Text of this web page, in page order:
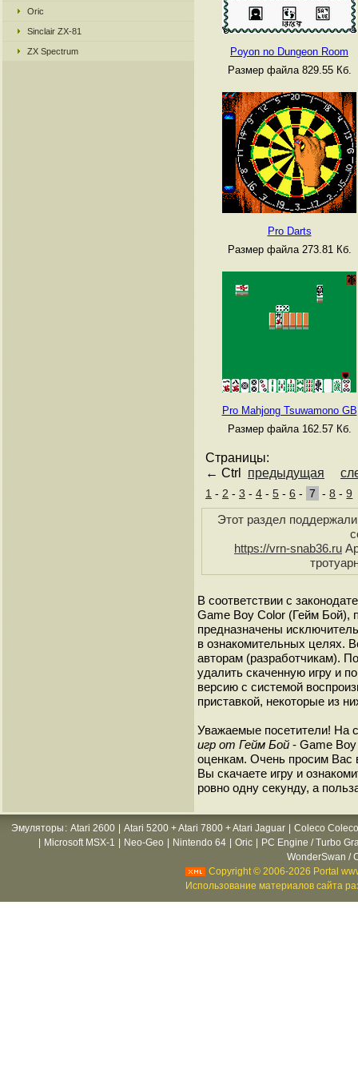
Oric
Sinclair ZX-81
ZX Spectrum
Poyon no Dungeon Room
Размер файла 829.55 Кб.
Pro Darts
Размер файла 273.81 Кб.
Pro Mahjong Tsuwamono GB
Размер файла 162.57 Кб.
Страницы:
← Ctrl предыдущая
1 - 2 - 3 - 4 - 5 - 6 - 7 -8 -9
Этот раздел
https://vrn-snab36.ru
В соответствии с
Game Boy Color (Гейм Бой),
предназначены
в ознакомительных целях.
авторам (разработчикам).
удалить скаченную игру и
версию с системой
приставкой, некоторые из
Уважаемые посетители! На
игр от Гейм Бой - Game
оценкам. Очень просим Вас
Вы скачаете игру и
ровно одну секунду, а
Эмуляторы : Atari 2600 Atari 5200 + Atari 7800 + Atari Jaguar
Coleco
Microsoft MSX-1 Neo-Geo Nintendo 64 Oric
PC Engine / Turbo
WonderSwan /
Copyright © 2006-2026 Portal
Использование материалов сайта